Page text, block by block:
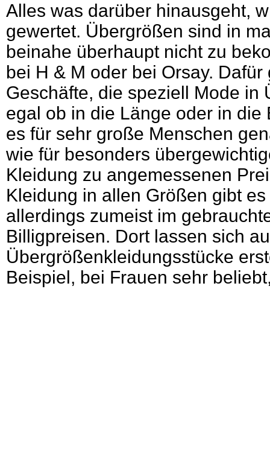
Alles was darüber hinausgeht,
gewertet. Übergrößen sind in
beinahe überhaupt nicht zu
bei H & M oder bei Orsay.
Geschäfte, die speziell Mode in
egal ob in die Länge oder in die
es für sehr große Menschen
wie für besonders
Kleidung zu angemessenen
Kleidung in allen Größen gibt
allerdings zumeist im
Billigpreisen. Dort lassen sich
Übergrößenkleidungsstücke
Beispiel, bei Frauen sehr